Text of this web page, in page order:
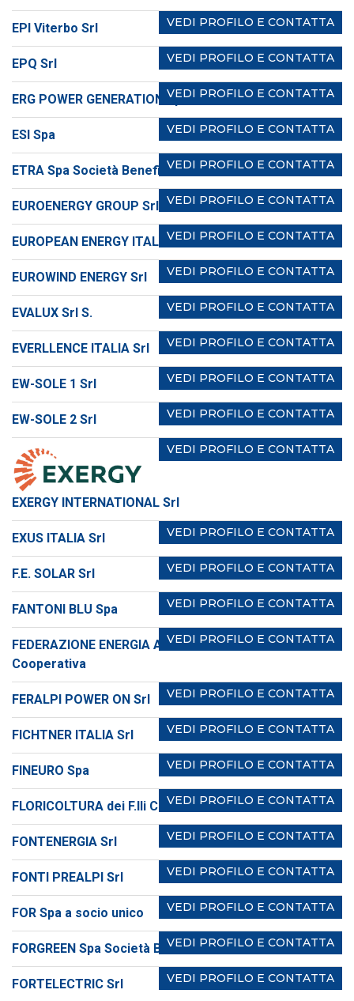
VEDI PROFILO E CONTATTA
EPI Viterbo Srl
VEDI PROFILO E CONTATTA
EPQ Srl
VEDI PROFILO E CONTATTA
ERG POWER GENERATION Spa
VEDI PROFILO E CONTATTA
ESI Spa
VEDI PROFILO E CONTATTA
ETRA Spa Società Benefit
VEDI PROFILO E CONTATTA
EUROENERGY GROUP Srl
VEDI PROFILO E CONTATTA
EUROPEAN ENERGY ITALIA Srl
VEDI PROFILO E CONTATTA
EUROWIND ENERGY Srl
VEDI PROFILO E CONTATTA
EVALUX Srl S.
VEDI PROFILO E CONTATTA
EVERLLENCE ITALIA Srl
VEDI PROFILO E CONTATTA
EW-SOLE 1 Srl
VEDI PROFILO E CONTATTA
EW-SOLE 2 Srl
VEDI PROFILO E CONTATTA
EXERGY INTERNATIONAL Srl
VEDI PROFILO E CONTATTA
EXUS ITALIA Srl
VEDI PROFILO E CONTATTA
F.E. SOLAR Srl
VEDI PROFILO E CONTATTA
FANTONI BLU Spa
VEDI PROFILO E CONTATTA
FEDERAZIONE ENERGIA ALTO ADIGE-SEV Società
Cooperativa
VEDI PROFILO E CONTATTA
FERALPI POWER ON Srl
VEDI PROFILO E CONTATTA
FICHTNER ITALIA Srl
VEDI PROFILO E CONTATTA
FINEURO Spa
VEDI PROFILO E CONTATTA
FLORICOLTURA dei F.lli Ciccolella Sas
VEDI PROFILO E CONTATTA
FONTENERGIA Srl
VEDI PROFILO E CONTATTA
FONTI PREALPI Srl
VEDI PROFILO E CONTATTA
FOR Spa a socio unico
VEDI PROFILO E CONTATTA
FORGREEN Spa Società Benefit
VEDI PROFILO E CONTATTA
FORTELECTRIC Srl